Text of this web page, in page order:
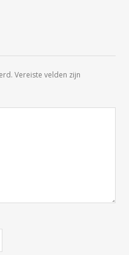
Vereiste velden zijn